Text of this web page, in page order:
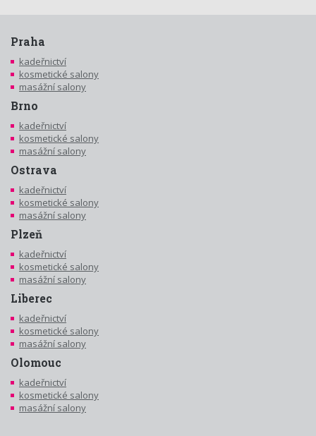
Praha
kadeřnictví
kosmetické salony
masážní salony
Brno
kadeřnictví
kosmetické salony
masážní salony
Ostrava
kadeřnictví
kosmetické salony
masážní salony
Plzeň
kadeřnictví
kosmetické salony
masážní salony
Liberec
kadeřnictví
kosmetické salony
masážní salony
Olomouc
kadeřnictví
kosmetické salony
masážní salony